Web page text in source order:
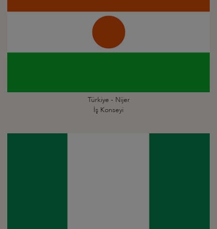
Türkiye - Nijer
İş Konseyi